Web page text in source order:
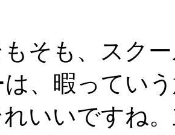
そも、スクー
は、暇ってい
いいですね。